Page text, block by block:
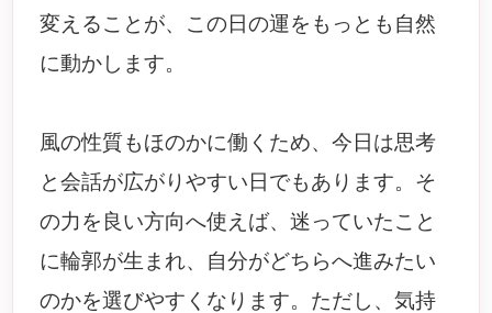
変えることが、この日の運をもっとも自然
に動かします。
風の性質もほのかに働くため、今日は思考
と会話が広がりやすい日でもあります。そ
の力を良い方向へ使えば、迷っていたこと
に輪郭が生まれ、自分がどちらへ進みたい
のかを選びやすくなります。ただし、気持